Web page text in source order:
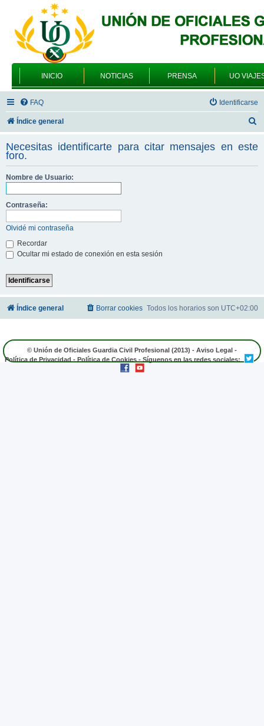
INICIO NOTICIAS PRENSA UO
FAQ Identificarse
Índice general
c
Necesitas identificarte para citar mensajes en este
foro.
Nombre de Usuario:
Contraseña:
Olvidé mi contraseña
Recordar
Ocultar mi estado de conexión en esta sesión
Índice general Todos los horarios son UTC+02:00
Borrar cookies
© Unión de Oficiales Guardia Civil Profesional (2013) - Aviso Legal -
Política de Privacidad - Política de Cookies - Síguenos en las redes sociales: